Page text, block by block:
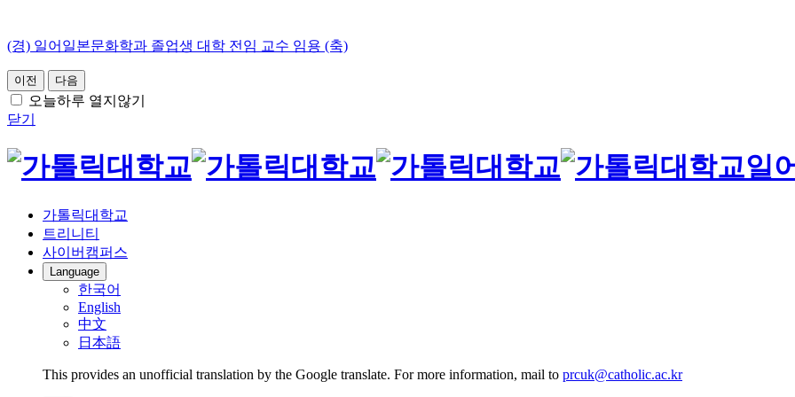
(경) 일어일본문화학과 졸업생 대학 전임 교수 임용 (축)
이전 다음
오늘하루 열지않기
닫기
일
가톨릭대학교
트리니티
사이버캠퍼스
Language
한국어
English
中文
日本語
This provides an unofficial translation by the Google translate. For more information, mail to prcuk@catholic.ac.kr